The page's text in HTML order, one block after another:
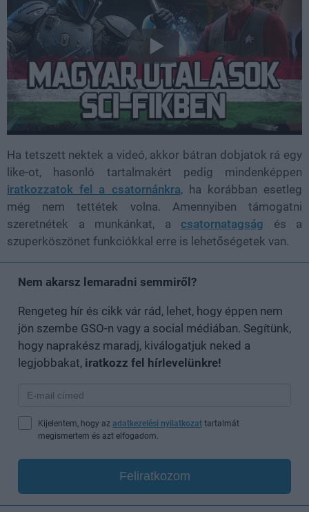
Ha tetszett nektek a videó, akkor bátran dobjatok rá egy
like-ot, hasonló tartalmakért pedig mindenképpen
iratkozzatok fel a csatornánkra, ha korábban esetleg
még nem tettétek volna. Amennyiben támogatni
szeretnétek a munkánkat, a csatornatagság és a
szuperköszönet funkciókkal erre is lehetőségetek van.
Nem akarsz lemaradni semmiről?
Rengeteg hír és cikk vár rád, lehet, hogy éppen nem
jön szembe GSO-n vagy a social médiában. Segítünk,
hogy naprakész maradj, kiválogatjuk neked a
legjobbakat, iratkozz fel hírlevelünkre!
Kijelentem, hogy az adatkezelési nyilatkozat tartalmát
megismertem és azt elfogadom.
Feliratkozom